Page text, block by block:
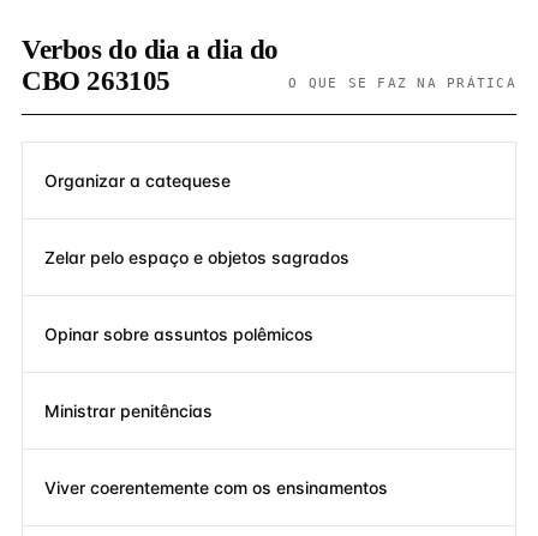
Verbos do dia a dia do
CBO 263105
O QUE SE FAZ NA PRÁTICA
Organizar a catequese
Zelar pelo espaço e objetos sagrados
Opinar sobre assuntos polêmicos
Ministrar penitências
Viver coerentemente com os ensinamentos